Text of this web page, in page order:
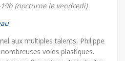
19h (nocturne le vendredi)
aux multiples talents, Philippe
voies plastiques.